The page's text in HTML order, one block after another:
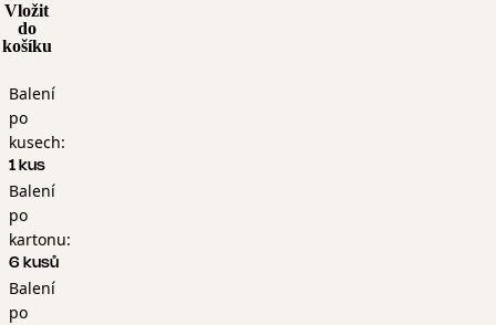
Vložit
do
košíku
Balení
po
kusech:
1 kus
Balení
po
kartonu:
6 kusů
Balení
po